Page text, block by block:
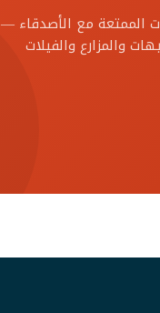
الممتعة مع الأصدقاء —
والمزارع والفيلات